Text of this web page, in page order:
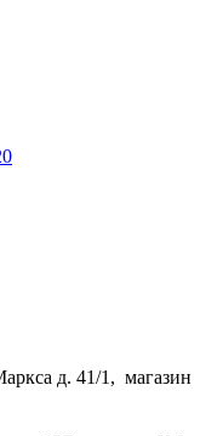
д. 41/1, магазин